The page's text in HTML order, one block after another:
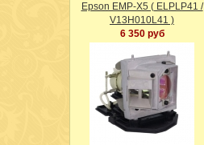
Epson EMP-X5 ( ELPLP41 /
V13H010L41 )
6 350 руб